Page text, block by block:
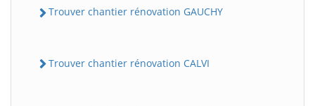
Trouver chantier rénovation GAUCHY
Trouver chantier rénovation CALVI